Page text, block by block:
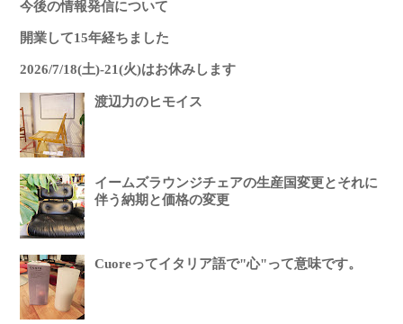
今後の情報発信について
開業して15年経ちました
2026/7/18(土)-21(火)はお休みします
渡辺力のヒモイス
イームズラウンジチェアの生産国変更とそれに
伴う納期と価格の変更
Cuoreってイタリア語で"心"って意味です。